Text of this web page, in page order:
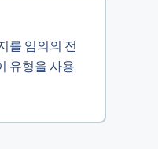
를 임의의 전
유형을 사용